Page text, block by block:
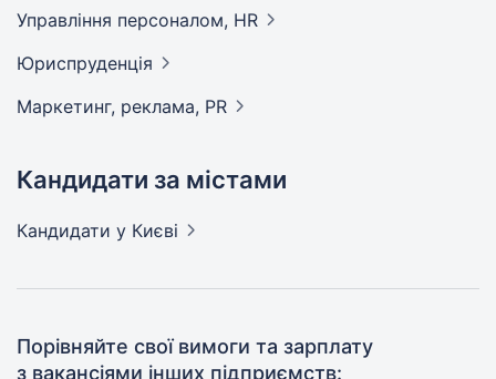
Управління персоналом, HR
Юриспруденція
Маркетинг, реклама, PR
Кандидати за містами
Кандидати у Києві
Порівняйте свої вимоги та зарплату
з вакансіями інших підприємств: